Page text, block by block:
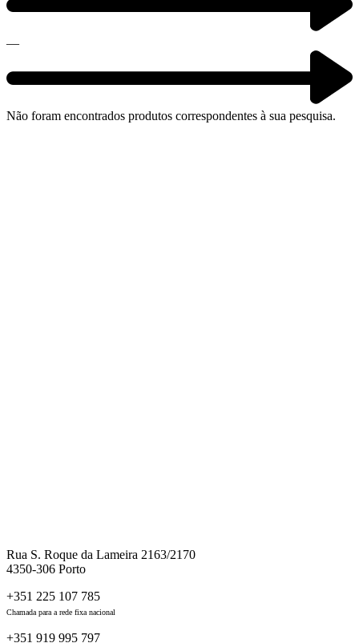
—
Não foram encontrados produtos correspondentes à sua pesquisa.
Rua S. Roque da Lameira 2163/2170
4350-306 Porto
+351 225 107 785
Chamada para a rede fixa nacional
+351 919 995 797